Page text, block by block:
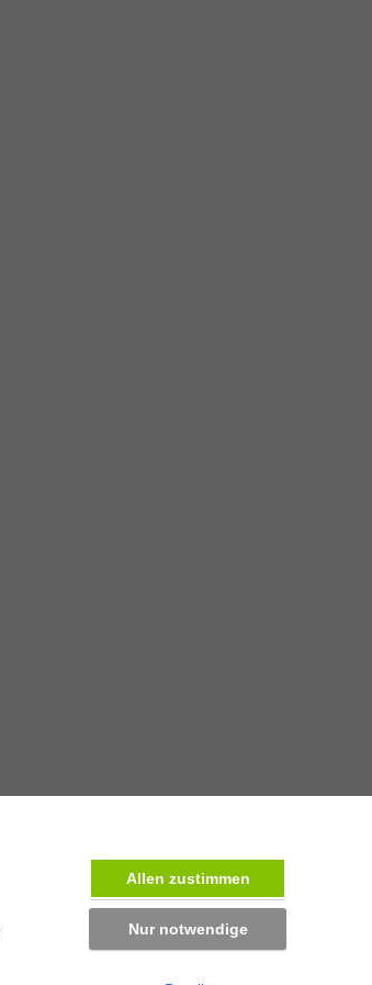
Allen zustimmen
Nur notwendige